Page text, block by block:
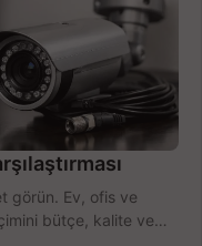
görün. Ev, ofis ve
bütçe, kalite ve